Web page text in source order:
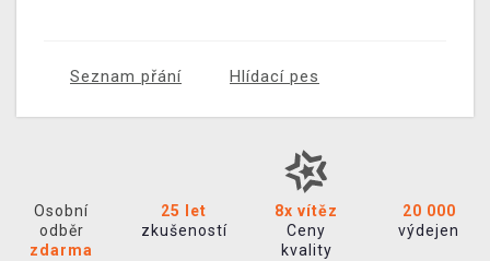
Seznam přání Hlídací pes
Osobní
odběr
zdarma
25 let
zkušeností
8x vítěz
Ceny
kvality
20 000
výdejen